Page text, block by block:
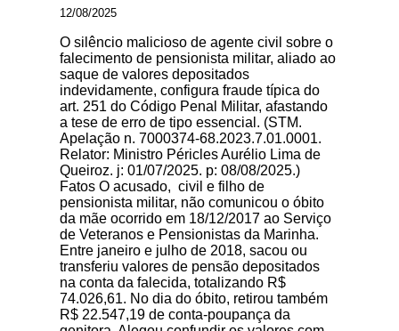
12/08/2025
O silêncio malicioso de agente civil sobre o
falecimento de pensionista militar, aliado ao
saque de valores depositados
indevidamente, configura fraude típica do
art. 251 do Código Penal Militar, afastando
a tese de erro de tipo essencial. (STM.
Apelação n. 7000374-68.2023.7.01.0001.
Relator: Ministro Péricles Aurélio Lima de
Queiroz. j: 01/07/2025. p: 08/08/2025.)
Fatos O acusado, civil e filho de
pensionista militar, não comunicou o óbito
da mãe ocorrido em 18/12/2017 ao Serviço
de Veteranos e Pensionistas da Marinha.
Entre janeiro e julho de 2018, sacou ou
transferiu valores de pensão depositados
na conta da falecida, totalizando R$
74.026,61. No dia do óbito, retirou também
R$ 22.547,19 de conta-poupança da